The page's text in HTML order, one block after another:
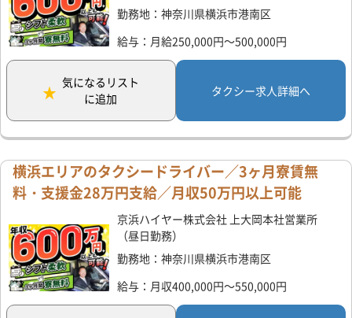
勤務地：神奈川県横浜市港南区
給与：月給250,000円～500,000円
気になるリスト
に追加
タクシー求人詳細へ
横浜エリアのタクシードライバー／3ヶ月寮賃無
料・支援金28万円支給／月収50万円以上可能
京浜ハイヤー株式会社 上大岡本社営業所
（昼日勤務）
勤務地：神奈川県横浜市港南区
給与：月収400,000円～550,000円